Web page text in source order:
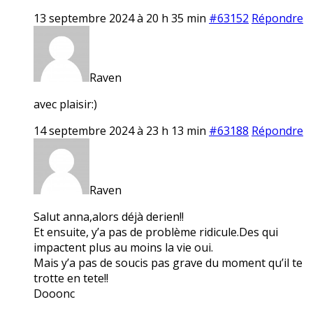
13 septembre 2024 à 20 h 35 min #63152 Répondre
Raven
avec plaisir:)
14 septembre 2024 à 23 h 13 min #63188 Répondre
Raven
Salut anna,alors déjà derien!!
Et ensuite, y’a pas de problème ridicule.Des qui
impactent plus au moins la vie oui.
Mais y’a pas de soucis pas grave du moment qu’il te
trotte en tete!!
Dooonc